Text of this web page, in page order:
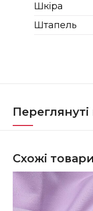
Шкіра
Штапель
Схожі товари